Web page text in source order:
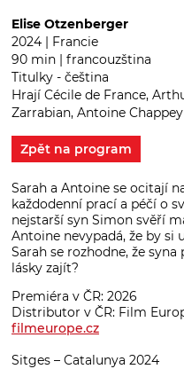
Elise Otzenberger
2024 | Francie
90 min | francouzština
Titulky - čeština
Hrají Cécile de France,
Zarrabian, Antoine Chappey
Zpět na program
Sarah a Antoine se ocitají
každodenní prací a péčí o
nejstarší syn Simon svěří
Antoine nevypadá, že by si
Sarah se rozhodne, že
lásky zajít?
Premiéra v ČR: 2026
Distributor v ČR: Film
filmeurope.cz
Sitges – Catalunya 2024